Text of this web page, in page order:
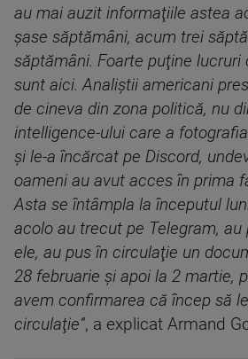
au mai auzit informaţiile astea
şase săptămâni, acum trei
săptămâni. Foarte puţine lucruri
sunt aici. Analiştii americani
de cineva din zona politică, nu
intelligence-ului care a
şi le-a încărcat pe Discord,
oameni au avut acces în prima
Asta se întâmpla la începutul
acolo au trecut pe Telegram, au
ele, au pus în circulaţie un
28 februarie şi apoi la 2 martie,
avem confirmarea că încep să
circulaţie”, a explicat Armand